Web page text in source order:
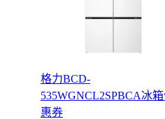
格力BCD-
535WGNCL2SPBCA冰
惠券